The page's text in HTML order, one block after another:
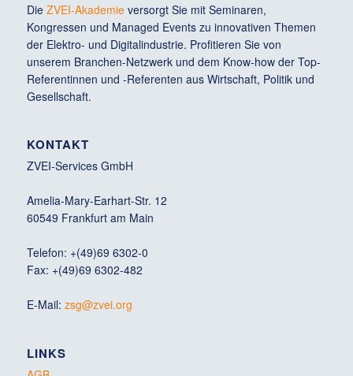
Die ZVEI-Akademieversorgt Sie mit Seminaren,
Kongressen und Managed Events zu innovativen Themen
der Elektro- und Digitalindustrie. Profitieren Sie von
unserem Branchen-Netzwerk und dem Know-how der Top-
Referentinnen und -Referenten aus Wirtschaft, Politik und
Gesellschaft.
KONTAKT
ZVEI-Services GmbH
Amelia-Mary-Earhart-Str. 12
60549 Frankfurt am Main
Telefon: +(49)69 6302-0
Fax: +(49)69 6302-482
E-Mail: zsg@zvei.org
LINKS